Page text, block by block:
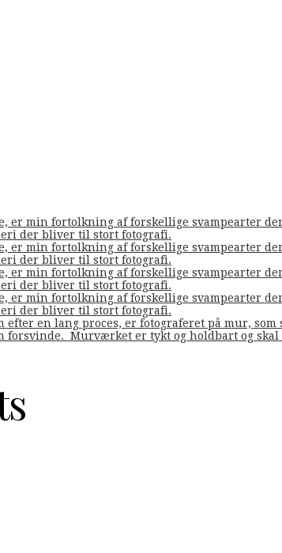
er min fortolkning af forskellige svampearter
der bliver til stort fotografi.
er min fortolkning af forskellige svampearter
der bliver til stort fotografi.
er min fortolkning af forskellige svampearter
der bliver til stort fotografi.
er min fortolkning af forskellige svampearter
der bliver til stort fotografi.
en lang proces, er fotograferet på mur,
forsvinde. Murværket er tykt og holdbart og